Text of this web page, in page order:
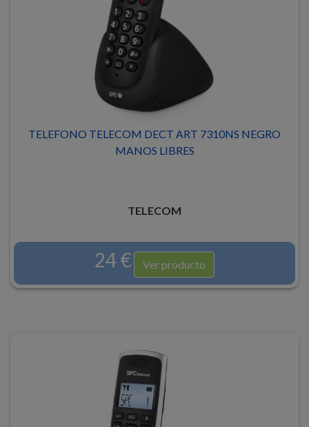
TELEFONO TELECOM DECT ART 7310NS NEGRO
MANOS LIBRES
TELECOM
24 € Ver producto